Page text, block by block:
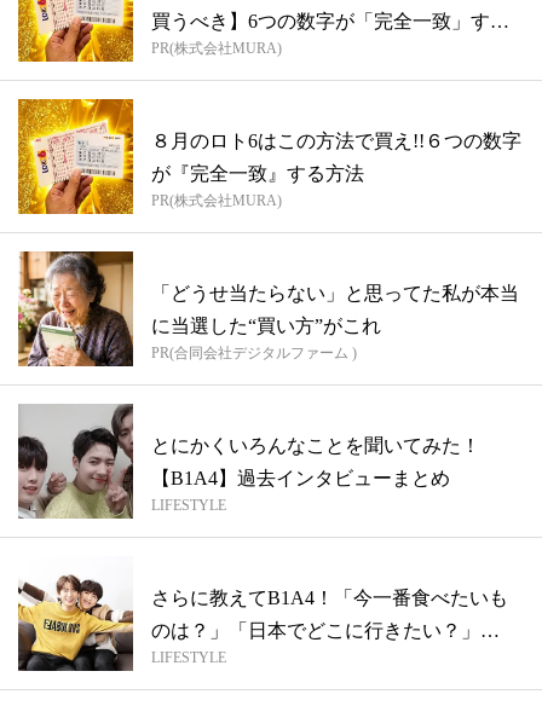
買うべき】6つの数字が「完全一致」する
方...
PR(株式会社MURA)
８月のロト6はこの方法で買え!!６つの数字
が『完全一致』する方法
PR(株式会社MURA)
「どうせ当たらない」と思ってた私が本当
に当選した“買い方”がこれ
PR(合同会社デジタルファーム )
とにかくいろんなことを聞いてみた！
【B1A4】過去インタビューまとめ
LIFESTYLE
さらに教えてB1A4！「今一番食べたいも
のは？」「日本でどこに行きたい？」
【B1...
LIFESTYLE